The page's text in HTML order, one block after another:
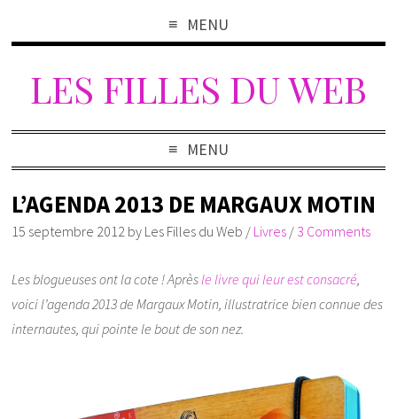
MENU
LES FILLES DU WEB
MENU
L’AGENDA 2013 DE MARGAUX MOTIN
15 septembre 2012 by Les Filles du Web / Livres / 3 Comments
Les blogueuses ont la cote ! Aprèsle livre qui leur est consacré,
voici l’agenda 2013 de Margaux Motin, illustratrice bien connue des
internautes, qui pointe le bout de son nez.